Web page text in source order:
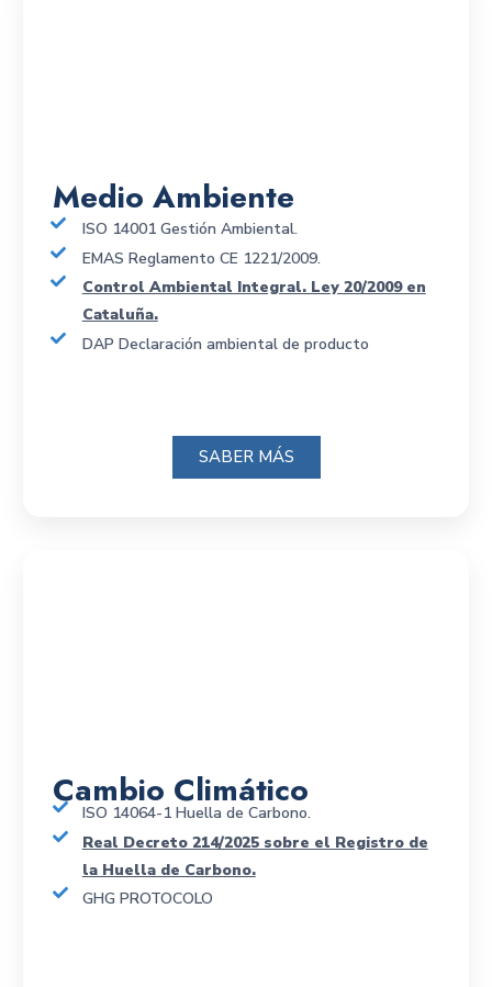
Medio Ambiente
ISO 14001 Gestión Ambiental.
EMAS Reglamento CE 1221/2009.
Control Ambiental Integral. Ley 20/2009 en
Cataluña.
DAP Declaración ambiental de producto
SABER MÁS
Cambio Climático
ISO 14064-1 Huella de Carbono.
Real Decreto 214/2025 sobre el Registro de
la Huella de Carbono.
GHG PROTOCOLO